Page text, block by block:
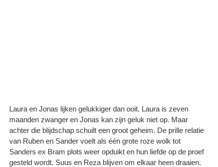
Laura en Jonas lijken gelukkiger dan ooit. Laura is zeven
maanden zwanger en Jonas kan zijn geluk niet op. Maar
achter die blijdschap schuilt een groot geheim. De prille relatie
van Ruben en Sander voelt als één grote roze wolk tot
Sanders ex Bram plots weer opduikt en hun liefde op de proef
gesteld wordt. Suus en Reza blijven om elkaar heen draaien.